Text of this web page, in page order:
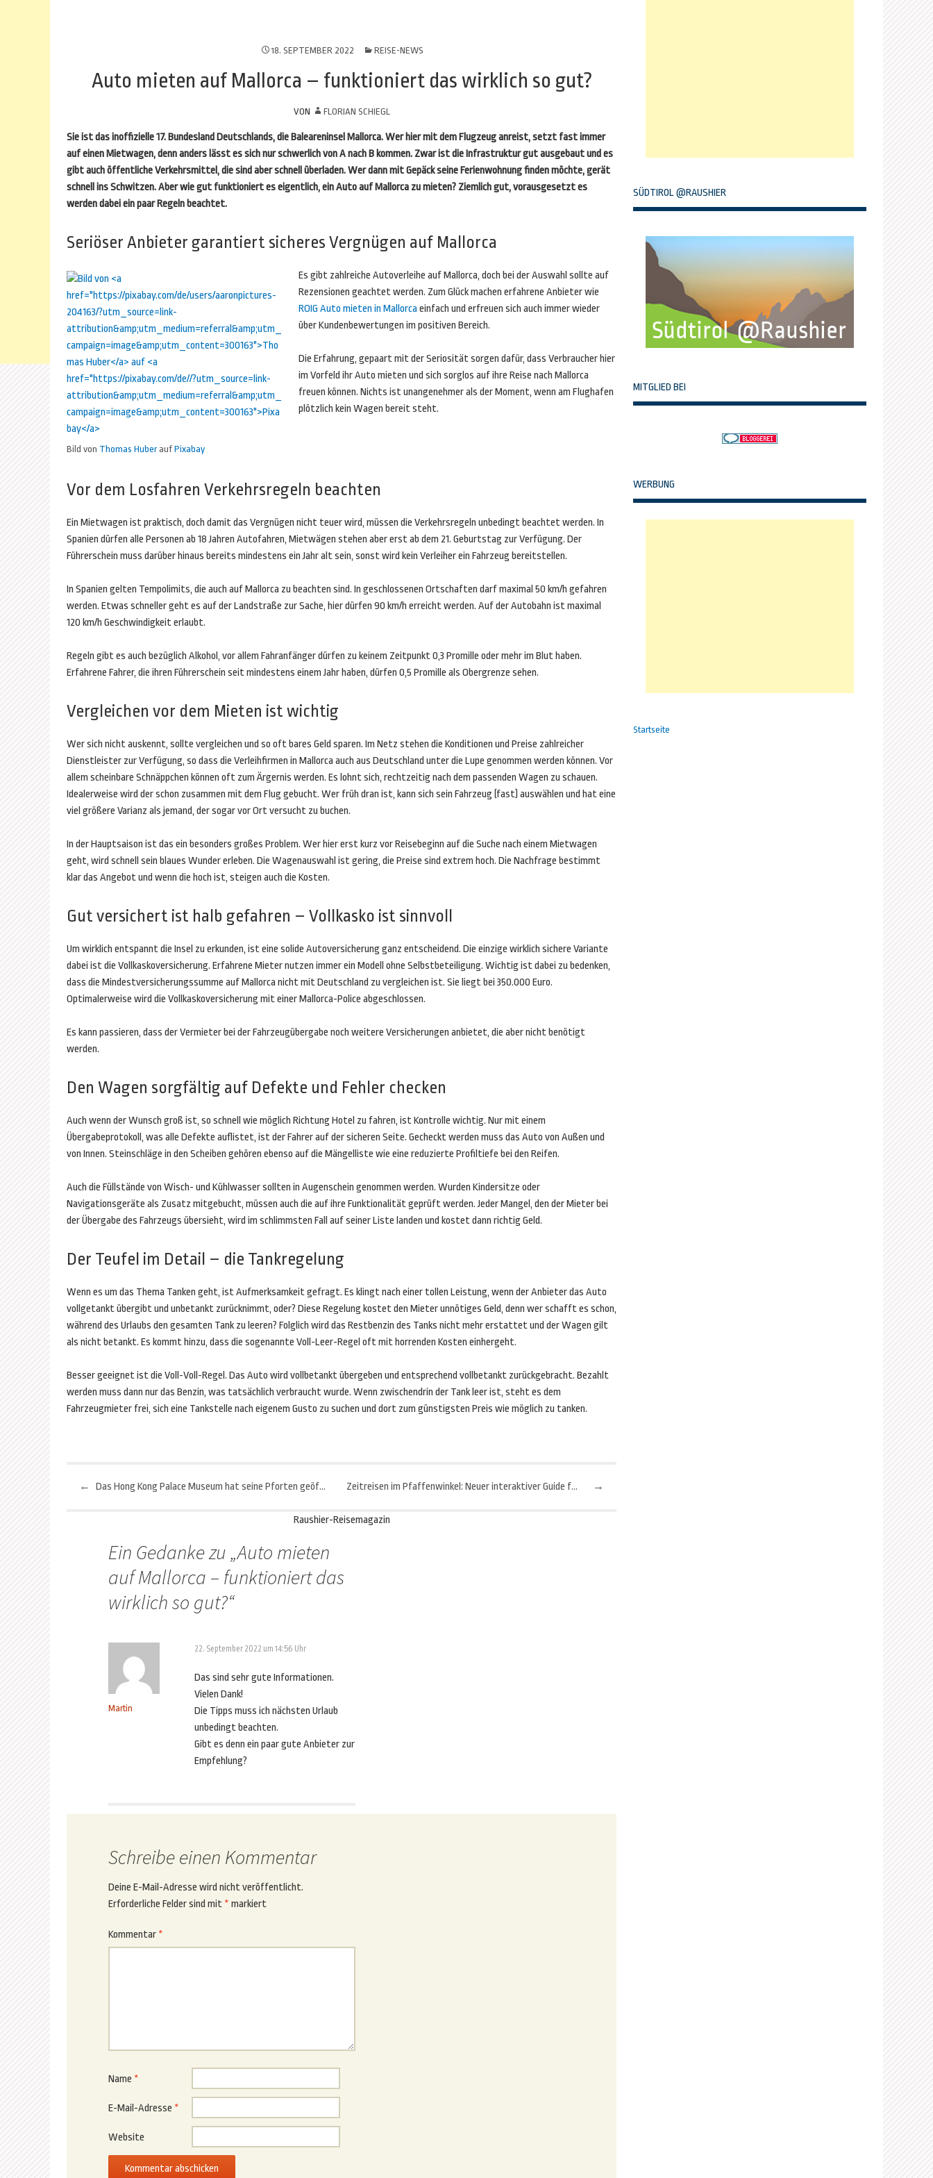
18. SEPTEMBER 2022 REISE-NEWS
Auto mieten auf Mallorca – funktioniert das wirklich so gut?
VON FLORIAN SCHIEGL
Sie ist das inoffizielle 17. Bundesland Deutschlands, die Baleareninsel Mallorca. Wer hier mit dem Flugzeug anreist, setzt fast immer
auf einen Mietwagen, denn anders lässt es sich nur schwerlich von A nach B kommen. Zwar ist die Infrastruktur gut ausgebaut und es
gibt auch öffentliche Verkehrsmittel, die sind aber schnell überladen. Wer dann mit Gepäck seine Ferienwohnung finden möchte, gerät
schnell ins Schwitzen. Aber wie gut funktioniert es eigentlich, ein Auto auf Mallorca zu mieten? Ziemlich gut, vorausgesetzt es
werden dabei ein paar Regeln beachtet.
Seriöser Anbieter garantiert sicheres Vergnügen auf Mallorca
Bild von Thomas Huberauf Pixabay
Es gibt zahlreiche Autoverleihe auf Mallorca, doch bei der Auswahl sollte auf
Rezensionen geachtet werden. Zum Glück machen erfahrene Anbieter wie
ROIG Auto mieten in Mallorca einfach und erfreuen sich auch immer wieder
über Kundenbewertungen im positiven Bereich.
Die Erfahrung, gepaart mit der Seriosität sorgen dafür, dass Verbraucher hier
im Vorfeld ihr Auto mieten und sich sorglos auf ihre Reise nach Mallorca
freuen können. Nichts ist unangenehmer als der Moment, wenn am Flughafen
plötzlich kein Wagen bereit steht.
Vor dem Losfahren Verkehrsregeln beachten
Ein Mietwagen ist praktisch, doch damit das Vergnügen nicht teuer wird, müssen die Verkehrsregeln unbedingt beachtet werden. In
Spanien dürfen alle Personen ab 18 Jahren Autofahren, Mietwägen stehen aber erst ab dem 21. Geburtstag zur Verfügung. Der
Führerschein muss darüber hinaus bereits mindestens ein Jahr alt sein, sonst wird kein Verleiher ein Fahrzeug bereitstellen.
In Spanien gelten Tempolimits, die auch auf Mallorca zu beachten sind. In geschlossenen Ortschaften darf maximal 50 km/h gefahren
werden. Etwas schneller geht es auf der Landstraße zur Sache, hier dürfen 90 km/h erreicht werden. Auf der Autobahn ist maximal
120 km/h Geschwindigkeit erlaubt.
Regeln gibt es auch bezüglich Alkohol, vor allem Fahranfänger dürfen zu keinem Zeitpunkt 0,3 Promille oder mehr im Blut haben.
Erfahrene Fahrer, die ihren Führerschein seit mindestens einem Jahr haben, dürfen 0,5 Promille als Obergrenze sehen.
Vergleichen vor dem Mieten ist wichtig
Wer sich nicht auskennt, sollte vergleichen und so oft bares Geld sparen. Im Netz stehen die Konditionen und Preise zahlreicher
Dienstleister zur Verfügung, so dass die Verleihfirmen in Mallorca auch aus Deutschland unter die Lupe genommen werden können. Vor
allem scheinbare Schnäppchen können oft zum Ärgernis werden. Es lohnt sich, rechtzeitig nach dem passenden Wagen zu schauen.
Idealerweise wird der schon zusammen mit dem Flug gebucht. Wer früh dran ist, kann sich sein Fahrzeug (fast) auswählen und hat eine
viel größere Varianz als jemand, der sogar vor Ort versucht zu buchen.
In der Hauptsaison ist das ein besonders großes Problem. Wer hier erst kurz vor Reisebeginn auf die Suche nach einem Mietwagen
geht, wird schnell sein blaues Wunder erleben. Die Wagenauswahl ist gering, die Preise sind extrem hoch. Die Nachfrage bestimmt
klar das Angebot und wenn die hoch ist, steigen auch die Kosten.
Gut versichert ist halb gefahren – Vollkasko ist sinnvoll
Um wirklich entspannt die Insel zu erkunden, ist eine solide Autoversicherung ganz entscheidend. Die einzige wirklich sichere Variante
dabei ist die Vollkaskoversicherung. Erfahrene Mieter nutzen immer ein Modell ohne Selbstbeteiligung. Wichtig ist dabei zu bedenken,
dass die Mindestversicherungssumme auf Mallorca nicht mit Deutschland zu vergleichen ist. Sie liegt bei 350.000 Euro.
Optimalerweise wird die Vollkaskoversicherung mit einer Mallorca-Police abgeschlossen.
Es kann passieren, dass der Vermieter bei der Fahrzeugübergabe noch weitere Versicherungen anbietet, die aber nicht benötigt
werden.
Den Wagen sorgfältig auf Defekte und Fehler checken
Auch wenn der Wunsch groß ist, so schnell wie möglich Richtung Hotel zu fahren, ist Kontrolle wichtig. Nur mit einem
Übergabeprotokoll, was alle Defekte auflistet, ist der Fahrer auf der sicheren Seite. Gecheckt werden muss das Auto von Außen und
von Innen. Steinschläge in den Scheiben gehören ebenso auf die Mängelliste wie eine reduzierte Profiltiefe bei den Reifen.
Auch die Füllstände von Wisch- und Kühlwasser sollten in Augenschein genommen werden. Wurden Kindersitze oder
Navigationsgeräte als Zusatz mitgebucht, müssen auch die auf ihre Funktionalität geprüft werden. Jeder Mangel, den der Mieter bei
der Übergabe des Fahrzeugs übersieht, wird im schlimmsten Fall auf seiner Liste landen und kostet dann richtig Geld.
Der Teufel im Detail – die Tankregelung
Wenn es um das Thema Tanken geht, ist Aufmerksamkeit gefragt. Es klingt nach einer tollen Leistung, wenn der Anbieter das Auto
vollgetankt übergibt und unbetankt zurücknimmt, oder? Diese Regelung kostet den Mieter unnötiges Geld, denn wer schafft es schon,
während des Urlaubs den gesamten Tank zu leeren? Folglich wird das Restbenzin des Tanks nicht mehr erstattet und der Wagen gilt
als nicht betankt. Es kommt hinzu, dass die sogenannte Voll-Leer-Regel oft mit horrenden Kosten einhergeht.
Besser geeignet ist die Voll-Voll-Regel. Das Auto wird vollbetankt übergeben und entsprechend vollbetankt zurückgebracht. Bezahlt
werden muss dann nur das Benzin, was tatsächlich verbraucht wurde. Wenn zwischendrin der Tank leer ist, steht es dem
Fahrzeugmieter frei, sich eine Tankstelle nach eigenem Gusto zu suchen und dort zum günstigsten Preis wie möglich zu tanken.
Beitragsnavigation
← Das Hong Kong Palace Museum hat seine Pforten geöffnet →
Zeitreisen im Pfaffenwinkel: Neuer interaktiver Guide führt durch Steingaden
Raushier-Reisemagazin
Ein Gedanke zu „Auto mieten
auf Mallorca – funktioniert das
wirklich so gut?“
Martin
22. September 2022 um 14:56 Uhr
Das sind sehr gute Informationen.
Vielen Dank!
Die Tipps muss ich nächsten Urlaub
unbedingt beachten.
Gibt es denn ein paar gute Anbieter zur
Empfehlung?
Schreibe einen Kommentar
Deine E-Mail-Adresse wird nicht veröffentlicht.
Erforderliche Felder sind mit * markiert
Kommentar *
Name *
E-Mail-Adresse *
Website
SÜDTIROL @RAUSHIER
MITGLIED BEI
WERBUNG
Startseite